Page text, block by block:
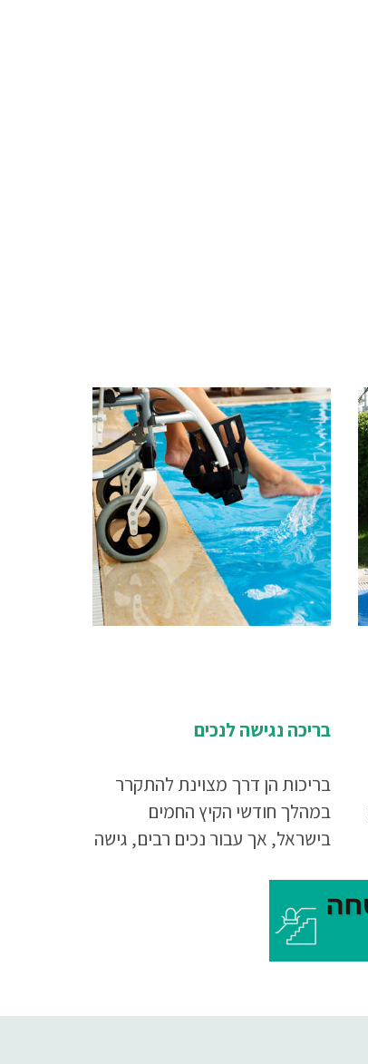
בריכה נגישה לנכים
בריכות הן דרך מצוינת להתקרר
במהלך חודשי הקיץ החמים
בישראל, אך עבור נכים רבים, גישה